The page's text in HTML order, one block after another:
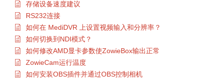
存储设备速度建议
RS232连接
如何在 MediDVR 上设置视频输入和分辨率？
如何切换到NDI模式？
如何修改AMD显卡参数使ZowieBox输出正常
ZowieCam运行温度
如何安装OBS插件并通过OBS控制相机